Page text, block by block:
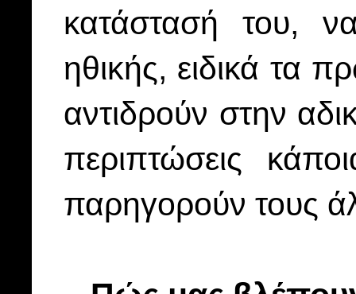
κατάστασή του,
ηθικής, ειδικά τα
αντιδρούν στην
περιπτώσεις
παρηγορούν τους